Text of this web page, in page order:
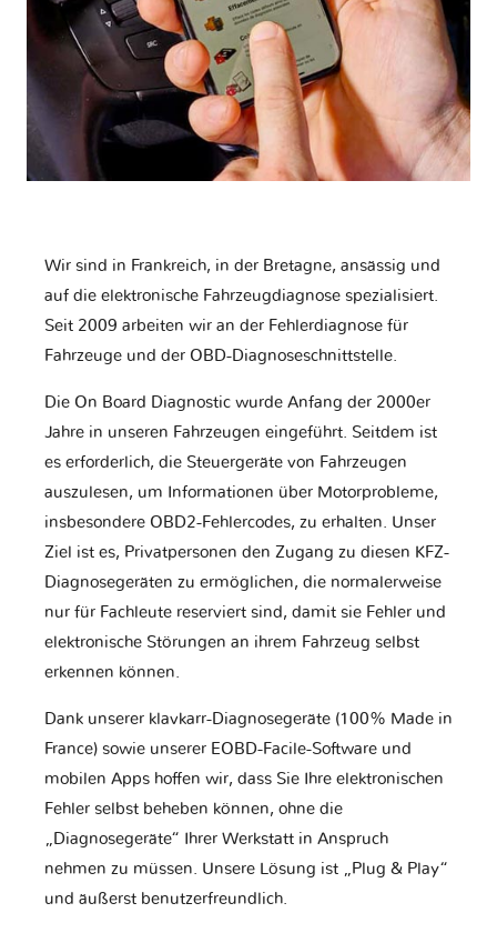
Wir sind in Frankreich, in der Bretagne, ansässig und
auf die elektronische Fahrzeugdiagnose spezialisiert.
Seit 2009 arbeiten wir an der Fehlerdiagnose für
Fahrzeuge und der OBD-Diagnoseschnittstelle.
Die On Board Diagnostic wurde Anfang der 2000er
Jahre in unseren Fahrzeugen eingeführt. Seitdem ist
es erforderlich, die Steuergeräte von Fahrzeugen
auszulesen, um Informationen über Motorprobleme,
insbesondere OBD2-Fehlercodes, zu erhalten. Unser
Ziel ist es, Privatpersonen den Zugang zu diesen KFZ-
Diagnosegeräten zu ermöglichen, die normalerweise
nur für Fachleute reserviert sind, damit sie Fehler und
elektronische Störungen an ihrem Fahrzeug selbst
erkennen können.
Dank unserer klavkarr-Diagnosegeräte (100% Made in
France) sowie unserer EOBD-Facile-Software und
mobilen Apps hoffen wir, dass Sie Ihre elektronischen
Fehler selbst beheben können, ohne die
„Diagnosegeräte“ Ihrer Werkstatt in Anspruch
nehmen zu müssen. Unsere Lösung ist „Plug & Play“
und äußerst benutzerfreundlich.